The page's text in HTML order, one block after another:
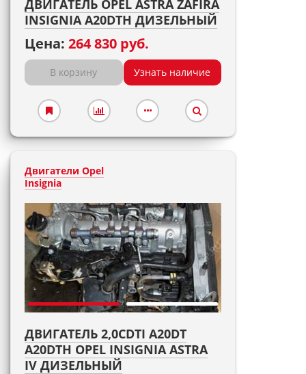
ДВИГАТЕЛЬ OPEL ASTRA ZAFIRA
INSIGNIA A20DTH ДИЗЕЛЬНЫЙ
Цена: 264 830 руб.
В корзину Узнать наличие
Двигатели Opel
Insignia
ДВИГАТЕЛЬ 2,0CDTI A20DT
A20DTH OPEL INSIGNIA ASTRA
IV ДИЗЕЛЬНЫЙ